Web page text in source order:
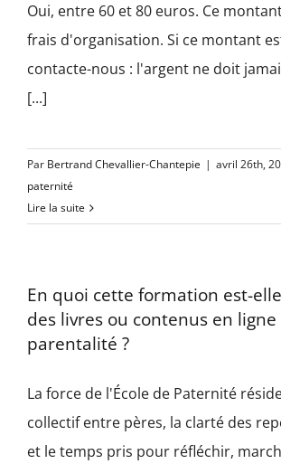
Oui, entre 60 et 80 euros. Ce
frais d'organisation. Si ce montant
contacte-nous : l'argent ne doit
[...]
Par Bertrand Chevallier-Chantepie | avril 26th,
paternité
Lire la suite
En quoi cette formation est-
des livres ou contenus en ligne
parentalité ?
La force de l'École de Paternité
collectif entre pères, la clarté des
et le temps pris pour réfléchir,